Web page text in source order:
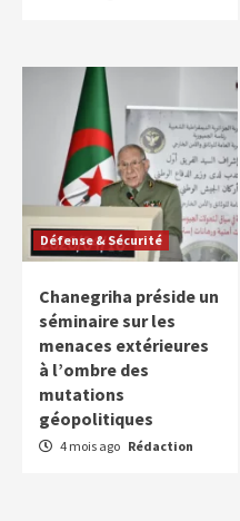
Défense & Sécurité
Chanegriha préside un
séminaire sur les
menaces extérieures
à l’ombre des
mutations
géopolitiques
4 mois ago Rédaction